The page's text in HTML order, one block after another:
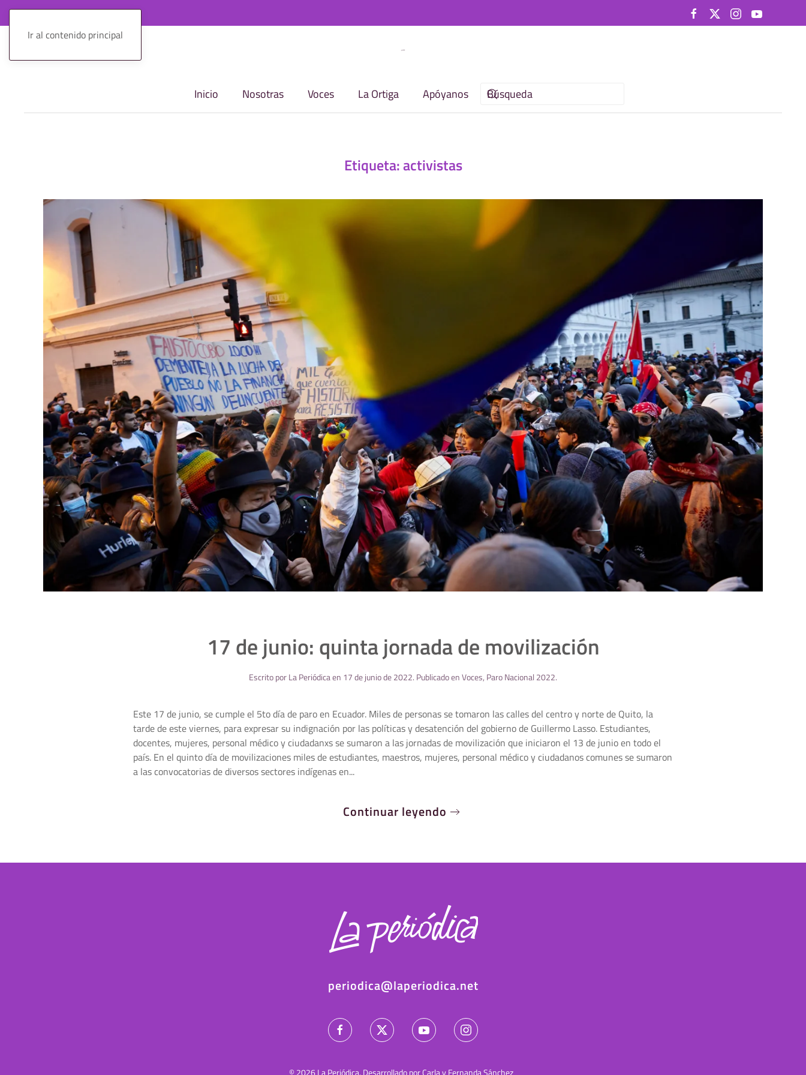
Ir al contenido principal
Inicio Nosotras Voces La Ortiga Apóyanos
Etiqueta:activistas
17 de junio: quinta jornada de movilización
Escrito porLa Periódicaen 17 de junio de 2022. Publicado enVoces, Paro Nacional 2022.
Este 17 de junio, se cumple el 5to día de paro en Ecuador. Miles de personas se tomaron las calles del centro y norte de Quito, la
tarde de este viernes, para expresar su indignación por las políticas y desatención del gobierno de Guillermo Lasso. Estudiantes,
docentes, mujeres, personal médico y ciudadanxs se sumaron a las jornadas de movilización que iniciaron el 13 de junio en todo el
país. En el quinto día de movilizaciones miles de estudiantes, maestros, mujeres, personal médico y ciudadanos comunes se sumaron
a las convocatorias de diversos sectores indígenas en...
Continuar leyendo
periodica@laperiodica.net
©2026La Periódica. Desarrollado por Carla y Fernanda Sánchez